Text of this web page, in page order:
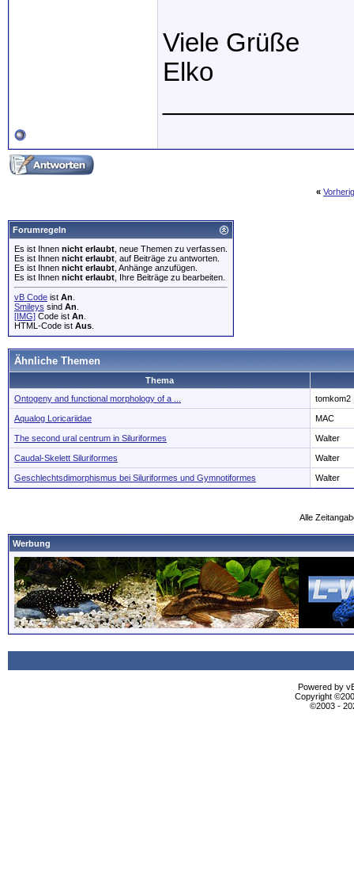
Viele Grüße
Elko
«
Forumregeln
Es ist Ihnen nicht erlaubt , neue Themen zu verfassen.
Es ist Ihnen nicht erlaubt , auf Beiträge zu antworten.
Es ist Ihnen nicht erlaubt , Anhänge anzufügen.
Es ist Ihnen nicht erlaubt , Ihre Beiträge zu bearbeiten.
vB Code ist An
Smileys sind An
[IMG] Code ist An
HTML-Code ist Aus
Ähnliche Themen
Thema
Ontogeny and functional morphology of a ...
tomkom2
Aqualog Loricariidae MAC
The second ural centrum in Siluriformes Walter
Caudal-Skelett Siluriformes Walter
Geschlechtsdimorphismus bei Siluriformes und Gymnotiformes Walter
Alle
Werbung
Powered by
Copyright
©2003 -